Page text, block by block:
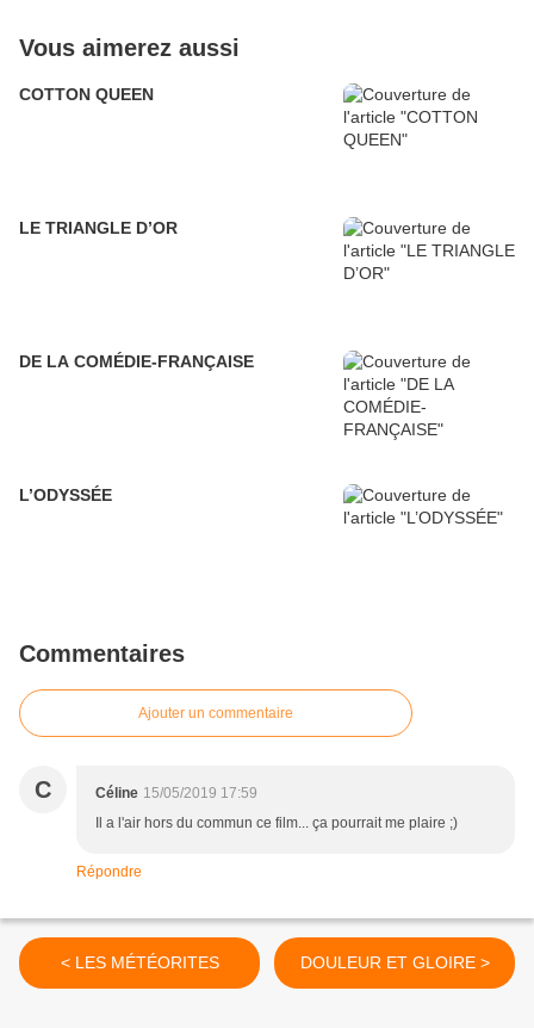
Vous aimerez aussi
COTTON QUEEN
LE TRIANGLE D’OR
DE LA COMÉDIE-FRANÇAISE
L’ODYSSÉE
Commentaires
Ajouter un commentaire
C Céline 15/05/2019 17:59
Il a l'air hors du commun ce film... ça pourrait me plaire ;)
Répondre
< LES MÉTÉORITES DOULEUR ET GLOIRE >